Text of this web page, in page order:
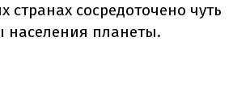
странах сосредоточено чуть
населения планеты.